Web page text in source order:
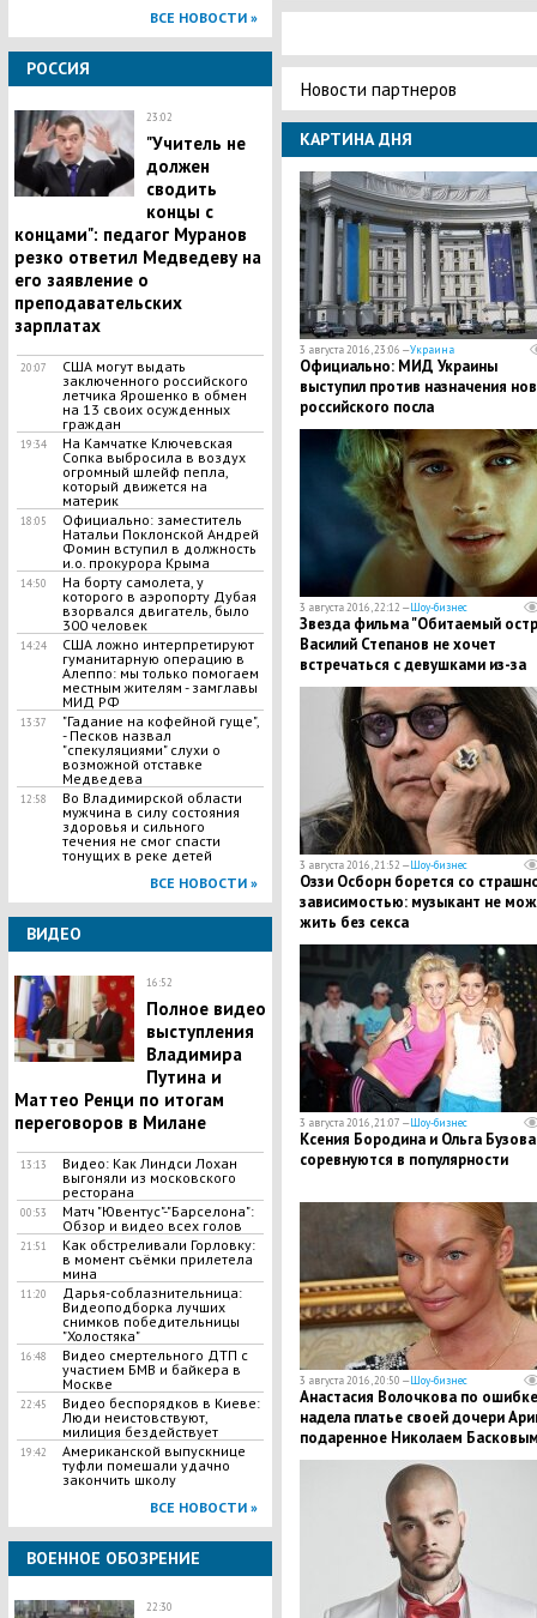
ВСЕ НОВОСТИ »
РОССИЯ
23:02
"Учитель не
должен
сводить
концы с
концами": педагог Муранов
резко ответил Медведеву на
его заявление о
преподавательских
зарплатах
20:07
США могут выдать
заключенного российского
летчика Ярошенко в обмен
на 13 своих осужденных
граждан
19:34
На Камчатке Ключевская
Сопка выбросила в воздух
огромный шлейф пепла,
который движется на
материк
18:05
Официально: заместитель
Натальи Поклонской Андрей
Фомин вступил в должность
и.о. прокурора Крыма
14:50
На борту самолета, у
которого в аэропорту Дубая
взорвался двигатель, было
300 человек
14:24
США ложно интерпретируют
гуманитарную операцию в
Алеппо: мы только помогаем
местным жителям - замглавы
МИД РФ
13:37
"Гадание на кофейной гуще",
- Песков назвал
"спекуляциями" слухи о
возможной отставке
Медведева
12:58
Во Владимирской области
мужчина в силу состояния
здоровья и сильного
течения не смог спасти
тонущих в реке детей
ВСЕ НОВОСТИ »
ВИДЕО
16:52
Полное видео
выступления
Владимира
Путина и
Маттео Ренци по итогам
переговоров в Милане
13:13
Видео: Как Линдси Лохан
выгоняли из московского
ресторана
00:53
Матч "Ювентус"-"Барселона":
Обзор и видео всех голов
21:51
Как обстреливали Горловку:
в момент съёмки прилетела
мина
11:20
Дарья-соблазнительница:
Видеоподборка лучших
снимков победительницы
"Холостяка"
16:48
Видео смертельного ДТП с
участием БМВ и байкера в
Москве
22:45
Видео беспорядков в Киеве:
Люди неистовствуют,
милиция бездействует
19:42
Американской выпускнице
туфли помешали удачно
закончить школу
ВСЕ НОВОСТИ »
ВОЕННОЕ ОБОЗРЕНИЕ
22:30
Новости партнеров
КАРТИНА ДНЯ
3 августа 2016, 23:06 —Украина
Официально: МИД Украины
выступил против назначения
российского посла
3 августа 2016, 22:12 —Шоу-бизнес
Звезда фильма "Обитаемый
Василий Степанов не хочет
встречаться с девушками из-за
своей бедности
3 августа 2016, 21:52 —Шоу-бизнес
Оззи Осборн борется со
зависимостью: музыкант не
жить без секса
3 августа 2016, 21:07 —Шоу-бизнес
Ксения Бородина и Ольга Бузова
соревнуются в популярности
3 августа 2016, 20:50 —Шоу-бизнес
Анастасия Волочкова по ошибке
надела платье своей дочери
подаренное Николаем